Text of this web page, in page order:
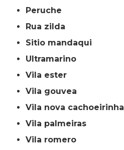
peruche
rua zilda
sitio mandaqui
ultramarino
vila ester
vila gouvea
vila nova cachoeirinha
vila palmeiras
vila romero